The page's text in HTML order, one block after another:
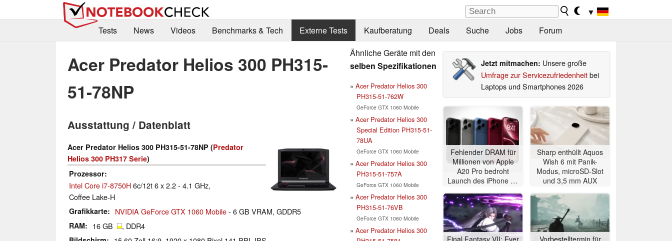
▼
Tests
News Videos Benchmarks & Tech Externe Tests Kaufberatung Deals Suche Jobs Forum
Acer Predator Helios 300 PH315-
51-78NP
Ausstattung / Datenblatt
Acer Predator Helios 300 PH315-51-78NP (Predator
Helios 300 PH317 Serie)
Prozessor
Intel Core i7-8750H6c/12t 6 x 2.2 - 4.1 GHz,
Coffee Lake-H
Grafikkarte NVIDIA GeForce GTX 1060 Mobile- 6 GB VRAM, GDDR5
RAM 16 GB , DDR4
Ähnliche Geräte mit den
selben Spezifikationen
Acer Predator Helios 300
PH315-51-762W
GeForce GTX 1060 Mobile
Acer Predator Helios 300
Special Edition PH315-51-
78UA
GeForce GTX 1060 Mobile
Acer Predator Helios 300
PH315-51-757A
GeForce GTX 1060 Mobile
Acer Predator Helios 300
PH315-51-76VB
GeForce GTX 1060 Mobile
Acer Predator Helios 300
Jetzt mitmachen: Unsere große
Umfrage zur Servicezufriedenheitbei
Laptops und Smartphones 2026
Fehlender DRAM für
Millionen von Apple
A20 Pro bedroht
Launch des iPhone 18
Sharp enthüllt Aquos
Wish 6 mit Panik-
Modus, microSD-Slot
und 3,5 mm AUX
Final Fantasy VII: Ever
Vorbestelltermin für